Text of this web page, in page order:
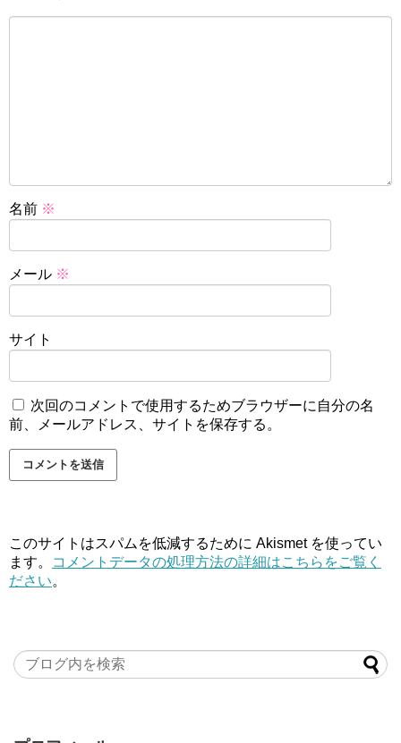
名前 ※
メール ※
サイト
次回のコメントで使用するためブラウザーに自分の名
前、メールアドレス、サイトを保存する。
このサイトはスパムを低減するために Akismet を使ってい
ます。
コメントデータの処理方法の詳細はこちらをご覧く
ださい。